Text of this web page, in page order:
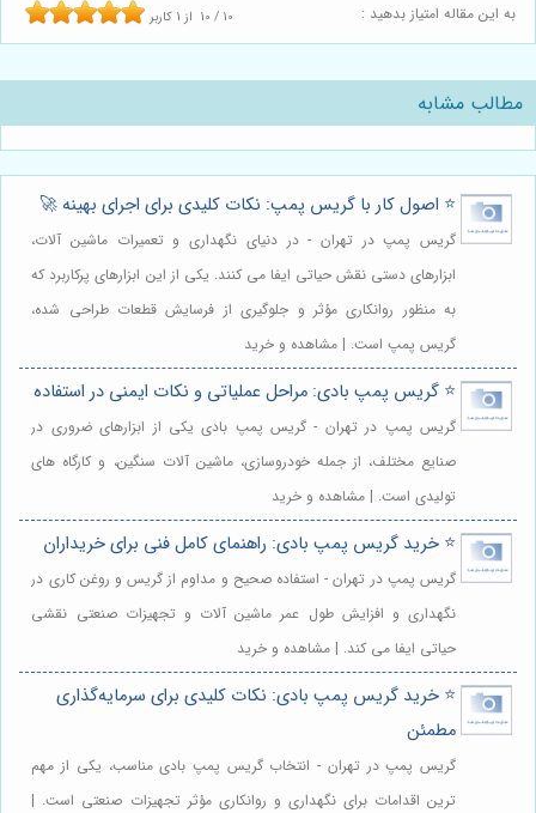
به این مقاله امتیاز بدهید : 10 / 10 از 1 کاربر
مطالب مشابه
⭐️ اصول کار با گریس پمپ: نکات کلیدی برای اجرای بهینه 🚀
گریس پمپ در تهران - در دنیای نگهداری و تعمیرات ماشین آلات،
ابزارهای دستی نقش حیاتی ایفا می کنند. یکی از این ابزارهای پرکاربرد که
به منظور روانکاری مؤثر و جلوگیری از فرسایش قطعات طراحی شده،
گریس پمپ است. | مشاهده و خرید
⭐️ گریس پمپ بادی: مراحل عملیاتی و نکات ایمنی در استفاده
گریس پمپ در تهران - گریس پمپ بادی یکی از ابزارهای ضروری در
صنایع مختلف، از جمله خودروسازی، ماشین آلات سنگین، و کارگاه های
تولیدی است. | مشاهده و خرید
⭐️ خرید گریس پمپ بادی: راهنمای کامل فنی برای خریداران
گریس پمپ در تهران - استفاده صحیح و مداوم از گریس و روغن کاری در
نگهداری و افزایش طول عمر ماشین آلات و تجهیزات صنعتی نقشی
حیاتی ایفا می کند. | مشاهده و خرید
⭐️ خرید گریس پمپ بادی: نکات کلیدی برای سرمایه‌گذاری
مطمئن
گریس پمپ در تهران - انتخاب گریس پمپ بادی مناسب، یکی از مهم
ترین اقدامات برای نگهداری و روانکاری مؤثر تجهیزات صنعتی است. |